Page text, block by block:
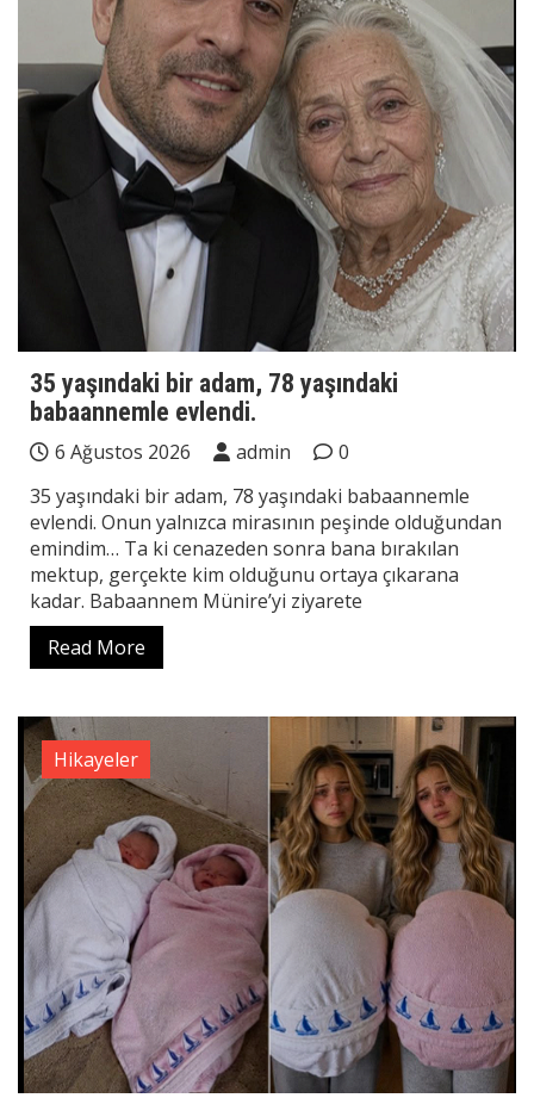
35 yaşındaki bir adam, 78 yaşındaki
babaannemle evlendi.
6 Ağustos 2026 admin
0
35 yaşındaki bir adam, 78 yaşındaki babaannemle
evlendi. Onun yalnızca mirasının peşinde olduğundan
emindim… Ta ki cenazeden sonra bana bırakılan
mektup, gerçekte kim olduğunu ortaya çıkarana
kadar. Babaannem Münire’yi ziyarete
Read More
Hikayeler